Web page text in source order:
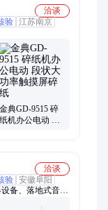
洽谈
验 江苏南京
金典GD-9515 碎
纸机办公电动 段
洽谈
验 安徽阜阳
备、落地式音
、洗地机、根雕